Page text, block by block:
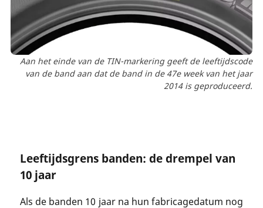
Aan het einde van de TIN-markering geeft de leeftijdscode
van de band aan dat de band in de 47e week van het jaar
2014 is geproduceerd.
Leeftijdsgrens banden: de drempel van
10 jaar
Als de banden 10 jaar na hun fabricagedatum nog